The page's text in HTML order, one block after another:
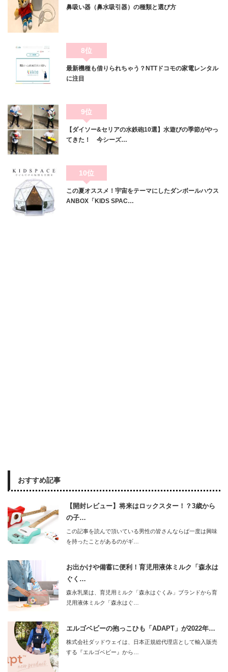
鼻吸い器（鼻水吸引器）の種類と選び方
8位
最新機種も借りられちゃう？NTTドコモの家電レンタル
に注目
9位
【ダイソー&セリアの水鉄砲10選】水遊びの季節がやっ
てきた！ 今シーズ…
10位
この夏オススメ！宇宙をテーマにしたダンボールハウス
ANBOX「KIDS SPAC…
おすすめ記事
【開封レビュー】将来はロックスター！？3歳から
の子…
この記事を読んで頂いている男性の皆さんならば一度は興味
を持ったことがあるのがギ…
お出かけや備蓄に便利！育児用液体ミルク「森永は
ぐく…
森永乳業は、育児用ミルク「森永はぐくみ」ブランドから育
児用液体ミルク「森永はぐ…
エルゴベビーの抱っこひも「ADAPT」が2022年…
株式会社ダッドウェイは、日本正規総代理店として輸入販売
する『エルゴベビー』から…